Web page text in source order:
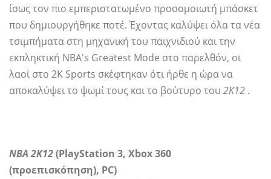
ίσως τον πιο εμπεριστατωμένο προσομοιωτή μπάσκετ
που δημιουργήθηκε ποτέ. Έχοντας καλύψει όλα τα νέα
τσιμπήματα στη μηχανική του παιχνιδιού και την
εκπληκτική NBA's Greatest Mode στο παρελθόν, οι
λαοί στο 2K Sports σκέφτηκαν ότι ήρθε η ώρα να
αποκαλύψει το ψωμί τους και το βούτυρο του 2Κ12 .
ΝΒΑ 2Κ12(PlayStation 3, Xbox 360
(προεπισκόπηση), PC)